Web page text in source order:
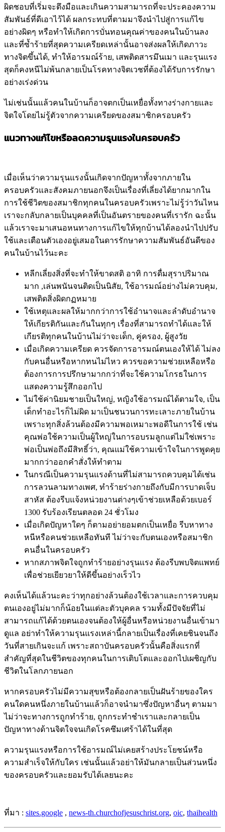
ผิดชอบที่เริ่มจะตึงมือและเกินความสามารถที่จะประคองความ
สัมพันธ์ที่ดีเอาไว้ได้ ผลกระทบที่ตามมาจึงนำไปสู่การแก้ไข
อย่างผิดๆ หรือทำให้เกิดการบั่นทอนคุณค่าของคนในบ้านลง
และที่ซ้ำร้ายที่สุดความเครียดเหล่านั้นอาจส่งผลให้เกิดภาวะ
ทางจิตขึ้นได้, ทำให้อารมณ์ร้าย, เสพติดสารมึนเมา และรุนแรง
สุดก็คงหนีไม่พ้นกลายเป็นโรคทางจิตเวชที่ต้องได้รับการรักษา
อย่างเร่งด่วน
ไม่เช่นนั้นแล้วคนในบ้านก็อาจตกเป็นเหยื่อทั้งทางร่างกายและ
จิตใจโดยไม่รู้ตัวจากความเครียดของสมาชิกครอบครัว
แนวทางแก้ไขหรือลดความรุนแรงในครอบครัว
เมื่อเห็นว่าความรุนแรงนั้นเกิดจากปัญหาทั้งจากภายใน
ครอบครัวและสังคมภายนอกจึงเป็นเรื่องที่เลี่ยงได้ยากมากใน
การใช้ชีวิตของสมาชิกทุกคนในครอบครัวเพราะไม่รู้ว่าวันไหน
เราจะกลับกลายเป็นบุคคลที่เป็นอันตรายของคนที่เรารัก ฉะนั้น
แล้วเราจะมาเสนอหนทางการแก้ไขให้ทุกบ้านได้ลองนำไปปรับ
ใช้และเตือนตัวเองอยู่เสมอในดารรักษาความสัมพันธ์อันดีของ
คนในบ้านไว้นะคะ
หลีกเลี่ยงสิ่งที่จะทำให้ขาดสติ อาทิ การดื่มสุราปริมาณ
มาก ,เล่นพนันจนติดเป็นนิสัย, ใช้อารมณ์อย่างไม่ควบคุม,
เสพติดสิ่งผิดกฏหมาย
ใช้เหตุและผลให้มากกว่าการใช้อำนาจและลำดับอำนาจ
ให้เกียรติกันและกันในทุกๆ เรื่องที่สามารถทำได้และให้
เกียรติทุกคนในบ้านไม่ว่าจะเด็ก, คู่ครอง, ผู้สูงวัย
เมื่อเกิดความเครียด ควรจัดการอารมณ์ตนเองให้ได้ ไม่ลง
กับคนอื่นหรือหากทนไม่ไหว ควรขอความช่วยเหลือหรือ
ต้องการการปรึกษามากกว่าที่จะใช้ความโกรธในการ
แสดงความรู้สึกออกไป
ไม่ใช้ค่านิยมชายเป็นใหญ่, หญิงใช้อารมณ์ได้ตามใจ, เป็น
เด็กทำอะไรก็ไม่ผิด มาเป็นชนวนการทะเลาะภายในบ้าน
เพราะทุกสิ่งล้วนต้องมีความพอเหมาะพอดีในการใช้ เช่น
คุณพ่อใช้ความเป็นผู้ใหญ่ในการอบรมลูกแต่ไม่ใช่เพราะ
พ่อเป็นพ่อถึงมีสิทธิ์ว่า, คุณแม่ใช้ความเข้าใจในการพูดคุย
มากกว่าออกคำสั่งให้ทำตาม
ในกรณีเป็นความรุนแรงด้านที่ไม่สามารถควบคุมได้เช่น
การลวนลามทางเพศ, ทำร้ายร่างกายถึงกับมีการบาดเจ็บ
สาหัส ต้องรีบแจ้งหน่วยงานต่างๆเข้าช่วยเหลือด้วยเบอร์
1300 รับร้องเรียนตลอด 24 ชั่วโมง
เมื่อเกิดปัญหาใดๆ ก็ตามอย่ายอมตกเป็นเหยื่อ รีบหาทาง
หนีหรือคนช่วยเหลือทันที ไม่ว่าจะกับตนเองหรือสมาชิก
คนอื่นในครอบครัว
หากสภาพจิตใจถูกทำร้ายอย่างรุนแรง ต้องรีบพบจิตแพทย์
เพื่อช่วยเยียวยาให้ดีขึ้นอย่างเร็วไว
คงเห็นได้แล้วนะคะว่าทุกอย่างล้วนต้องใช้เวลาและการควบคุม
ตนเองอยู่ไม่มากก็น้อยในแต่ละตัวบุคคล รวมทั้งมีปัจจัยที่ไม่
สามารถแก้ได้ด้วยตนเองจนต้องให้ผู้อื่นหรือหน่วยงานอื่นเข้ามา
ดูแล อย่าทำให้ความรุนแรงเหล่านี้กลายเป็นเรื่องที่เคยชินจนถึง
วันที่สายเกินจะแก้ เพราะสถาบันครอบครัวนั้นคือสิ่งแรกที่
สำคัญที่สุดในชีวิตของทุกคนในการเติบโตและออกไปเผชิญกับ
ชีวิตในโลกภายนอก
หากครอบครัวไม่มีความสุขหรือต้องกลายเป็นฝันร้ายของใคร
คนใดคนหนึ่งภายในบ้านแล้วก็อาจนำมาซึ่งปัญหาอื่นๆ ตามมา
ไม่ว่าจะทางการถูกทำร้าย, ถูกกระทำชำเราและกลายเป็น
ปัญหาทางด้านจิตใจจนเกิดโรคซึมเศร้าได้ในที่สุด
ความรุนแรงหรือการใช้อารมณ์ไม่เคยสร้างประโยชน์หรือ
ความสำเร็จให้กับใคร เช่นนั้นแล้วอย่าให้มันกลายเป็นส่วนหนึ่ง
ของครอบครัวและยอมรับได้เลยนะคะ
ที่มา : sites.google , news-th.churchofjesuschrist.org, oic, thaihealth